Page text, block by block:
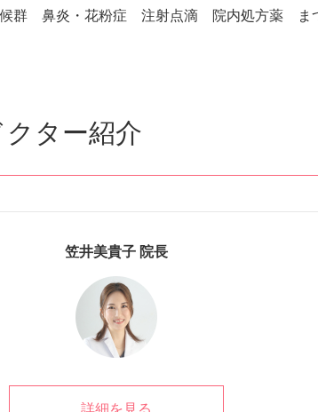
群 鼻炎・花粉症 注射点滴 院内処方薬 まつ
クター紹介
笠井美貴子 院長